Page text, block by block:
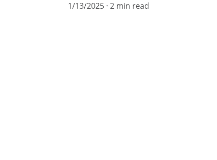
1/13/2025 2 min read